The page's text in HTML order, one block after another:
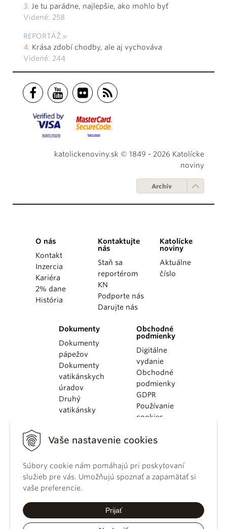
Vaše nastavenie cookies
Súbory cookie nám pomáhajú pri poskytovaní
služieb pre vás. Umožňujú spoznať a zapamätať si
vaše preferencie.
Prijať
Je tu parádne, najlepšie, ako mohlo byť
Videné: 258
REPORTÁŽ
Krása zdobí chodby, ale aj vychováva
Videné: 244
katolickenoviny.sk © 1849 - 2026 Katolícke
noviny
Archív
O nás
Kontakt
Inzercia
Kariéra
2% dane
História
Kontaktujte
nás
Staň sa
reportérom
KN
Podporte nás
Darujte nás
Katolícke
noviny
Aktuálne
číslo
Dokumenty
Dokumenty
pápežov
Dokumenty
vatikánskych
úradov
Druhý
vatikánsky
KBS
kánonického
práva
Katechizmus
Obchodné
podmienky
Digitálne
vydanie
Obchodné
podmienky
GDPR
Používanie
cookies